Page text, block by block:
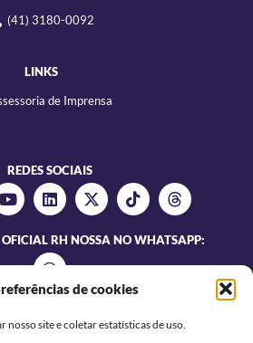
de cookies
nosso site e coletar estatísticas de uso.
(41) 3180-0092
LINKS
de Imprensa
REDES SOCIAIS
RH NOSSA NO WHATSAPP: